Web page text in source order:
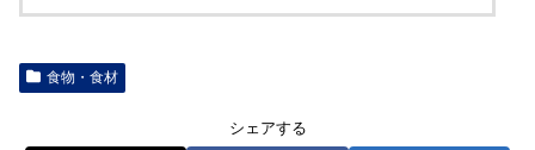
食物・食材
シェアする